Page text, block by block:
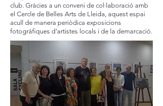
club. Gràcies a un conveni de col·laboració amb
el Cercle de Belles Arts de Lleida, aquest espai
acull de manera periòdica exposicions
fotogràfiques d’artistes locals i de la demarcació.